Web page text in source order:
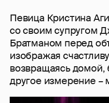
Певица Кристина
со своим супругом
Братманом перед
изображая
возвращаясь домой,
другое измерение –